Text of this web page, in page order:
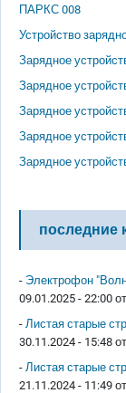
ПАРКС 008
Устройство
Зарядное
Зарядное
Зарядное
Зарядное
Зарядное
последние
- Электрофон
09.01.2025 - 22:00 от
- Листая старые
30.11.2024 - 15:48 от
- Листая старые
21.11.2024 - 11:49 от